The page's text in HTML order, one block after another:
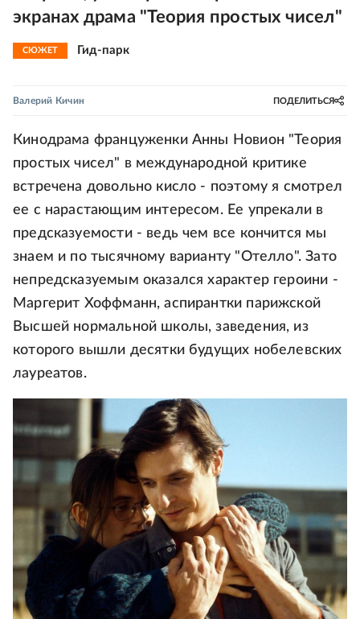
экранах драма "Теория простых чисел"
СЮЖЕТ Гид-парк
Валерий Кичин ПОДЕЛИТЬСЯ
Кинодрама француженки Анны Новион "Теория
простых чисел" в международной критике
встречена довольно кисло - поэтому я смотрел
ее с нарастающим интересом. Ее упрекали в
предсказуемости - ведь чем все кончится мы
знаем и по тысячному варианту "Отелло". Зато
непредсказуемым оказался характер героини -
Маргерит Хоффманн, аспирантки парижской
Высшей нормальной школы, заведения, из
которого вышли десятки будущих нобелевских
лауреатов.